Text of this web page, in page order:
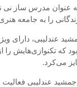
عنوان مدرس ساز نی
را به جامعه
عندلیبی، دارای
که تکنوازی‌هایش را
می‌کرد.
عندلیبی فعالیت‌